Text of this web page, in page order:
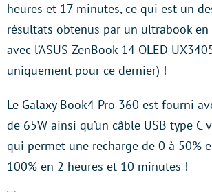
heures et 17 minutes, ce qui est un
résultats obtenus par un ultrabook
avec l’ASUS ZenBook 14 OLED
uniquement pour ce dernier) !
Le Galaxy Book4 Pro 360 est fourni
de 65W ainsi qu’un câble USB type C
qui permet une recharge de 0 à 50%
100% en 2 heures et 10 minutes !